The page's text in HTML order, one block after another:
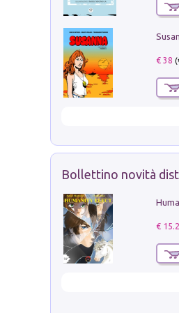
€ 38
Bollettino novità
€